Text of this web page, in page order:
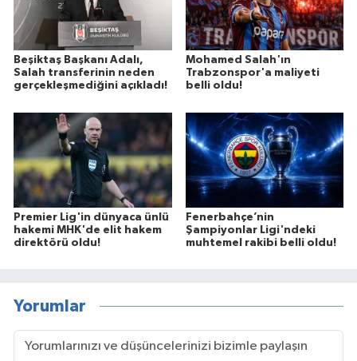
Beşiktaş Başkanı Adalı,
Salah transferinin neden
gerçekleşmediğini açıkladı!
Mohamed Salah'ın
Trabzonspor'a maliyeti
belli oldu!
Premier Lig'in dünyaca ünlü
hakemi MHK'de elit hakem
direktörü oldu!
Fenerbahçe’nin
Şampiyonlar Ligi'ndeki
muhtemel rakibi belli oldu!
Yorumlar